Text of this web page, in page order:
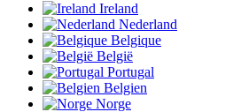
Ireland
Nederland
Belgique
België
Portugal
Belgien
Norge